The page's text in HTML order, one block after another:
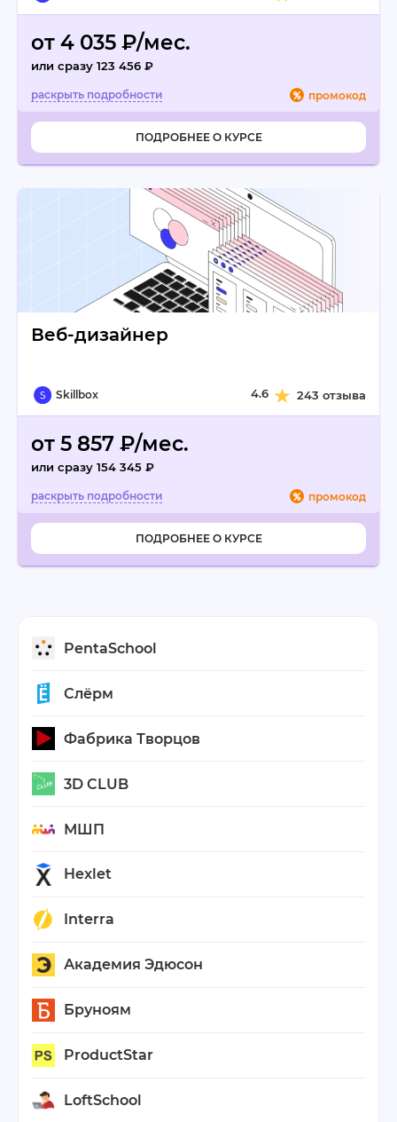
от 4 035 ₽/мес.
или сразу 123 456 ₽
промокод
ПОДРОБНЕЕ О КУРСЕ
Веб-дизайнер
Skillbox 4.6 243 отзыва
от 5 857 ₽/мес.
или сразу 154 345 ₽
промокод
ПОДРОБНЕЕ О КУРСЕ
PentaSchool
Слёрм
Фабрика Творцов
3D CLUB
МШП
Hexlet
Interra
Академия Эдюсон
Бруноям
ProductStar
LoftSchool